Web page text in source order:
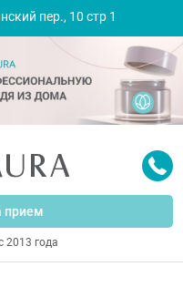
пер., 10 стр 1
прием
2013 года